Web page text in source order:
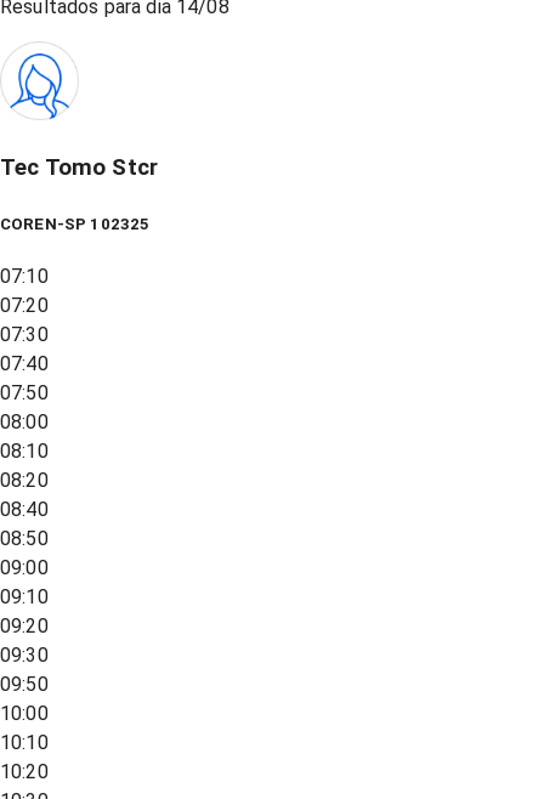
Resultados para dia 14/08
Tec Tomo Stcr
COREN-SP 102325
07:10
07:20
07:30
07:40
07:50
08:00
08:10
08:20
08:40
08:50
09:00
09:10
09:20
09:30
09:50
10:00
10:10
10:20